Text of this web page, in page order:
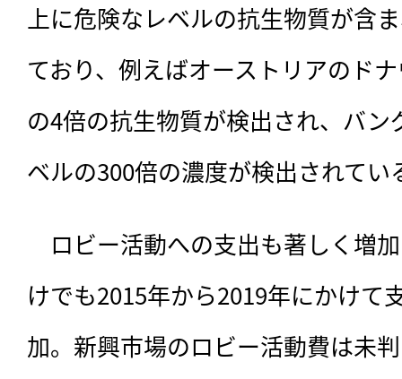
上に危険なレベルの抗生物質が含
ており、例えばオーストリアのド
の4倍の抗生物質が検出され、バ
ベルの300倍の濃度が検出されてい
ロビー活動への支出も著しく増
けでも2015年から2019年にかけて
加。新興市場のロビー活動費は未